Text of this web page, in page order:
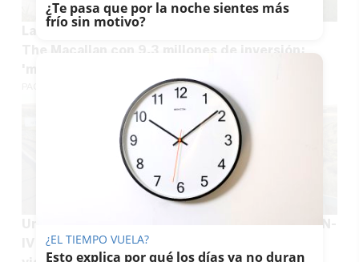
La paradoja de Jerez: 'nacen' las bodegas de
The Macallan con 9,3 millones de inversión;
Una mujer queda inconsciente al volante en la N-
IV a su paso por Jerez: fue auxiliada por un
¿Te pasa que por la noche sientes más
frío sin motivo?
¿EL TIEMPO VUELA?
Esto explica por qué los días ya no duran